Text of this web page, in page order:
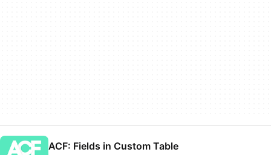
ACF: Fields in Custom Table